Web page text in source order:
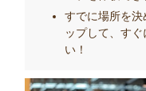
お電話、または
い。
ープを体験でき